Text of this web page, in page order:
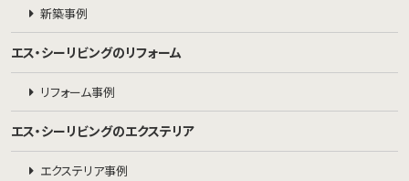
新築事例
エス・シーリビングのリフォーム
リフォーム事例
エス・シーリビングのエクステリア
エクステリア事例